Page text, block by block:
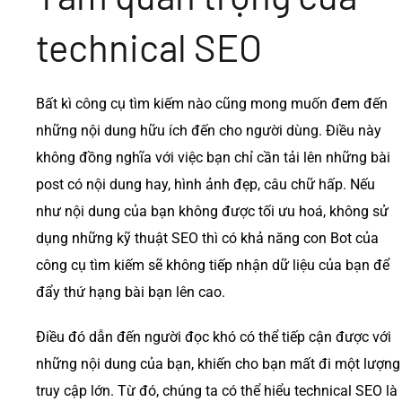
technical SEO
Bất kì công cụ tìm kiếm nào cũng mong muốn đem đến
những nội dung hữu ích đến cho người dùng. Điều này
không đồng nghĩa với việc bạn chỉ cần tải lên những bài
post có nội dung hay, hình ảnh đẹp, câu chữ hấp. Nếu
như nội dung của bạn không được tối ưu hoá, không sử
dụng những kỹ thuật SEO thì có khả năng con Bot của
công cụ tìm kiếm sẽ không tiếp nhận dữ liệu của bạn để
đẩy thứ hạng bài bạn lên cao.
Điều đó dẫn đến người đọc khó có thể tiếp cận được với
những nội dung của bạn, khiến cho bạn mất đi một lượng
truy cập lớn. Từ đó, chúng ta có thể hiểu technical SEO là